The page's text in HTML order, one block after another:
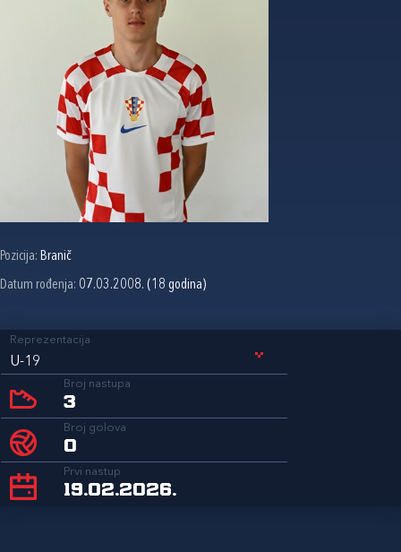
Pozicija: Branič
Datum rođenja: 07.03.2008. (18 godina)
Reprezentacija
U-19
Broj nastupa
3
Broj golova
0
Prvi nastup
19.02.2026.